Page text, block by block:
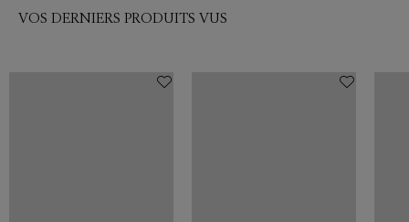
VOS DERNIERS PRODUITS VUS